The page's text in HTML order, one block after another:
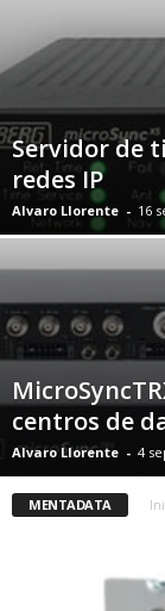
Servidor de
redes IP
Alvaro Llorente - 16
centros de
Alvaro Llorente - 4
MENTADATA